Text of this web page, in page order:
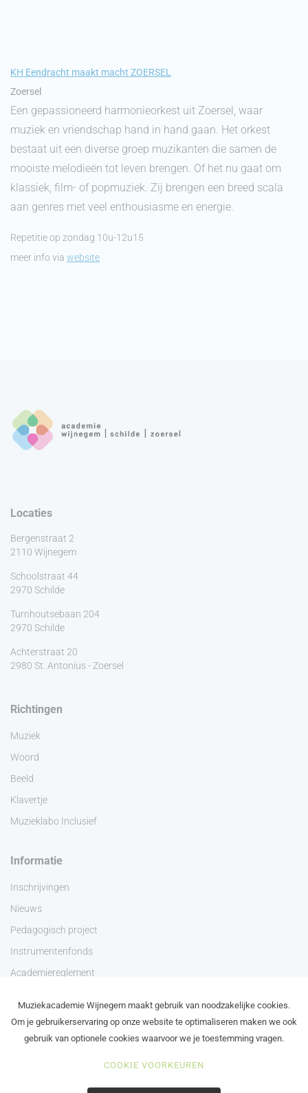
KH Eendracht maakt macht ZOERSEL
Zoersel
Een gepassioneerd harmonieorkest uit Zoersel, waar
muziek en vriendschap hand in hand gaan. Het orkest
bestaat uit een diverse groep muzikanten die samen de
mooiste melodieën tot leven brengen. Of het nu gaat om
klassiek, film- of popmuziek. Zij brengen een breed scala
aan genres met veel enthousiasme en energie.
Repetitie op zondag 10u-12u15
meer info via website
Locaties
Bergenstraat 2
2110 Wijnegem
Schoolstraat 44
2970 Schilde
Turnhoutsebaan 204
2970 Schilde
Achterstraat 20
2980 St. Antonius - Zoersel
Richtingen
Muziek
Woord
Beeld
Klavertje
Muzieklabo Inclusief
Informatie
Inschrijvingen
Nieuws
Pedagogisch project
Instrumentenfonds
Academiereglement
Contact
Muziekacademie Wijnegem maakt gebruik van noodzakelijke cookies.
Om je gebruikerservaring op onze website te optimaliseren maken we ook
gebruik van optionele cookies waarvoor we je toestemming vragen.
COOKIE VOORKEUREN